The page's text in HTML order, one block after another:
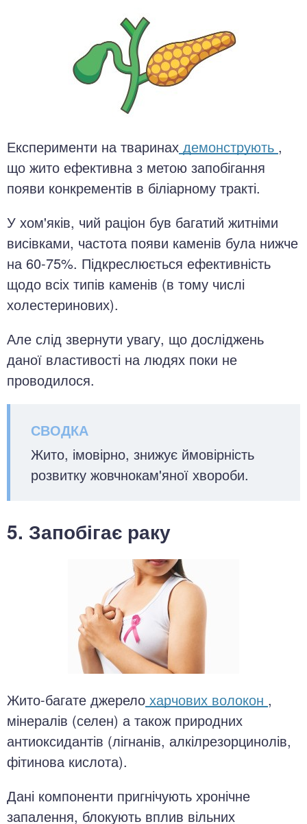
Експерименти на тваринах демонструють ,
що жито ефективна з метою запобігання
появи конкрементів в біліарному тракті.
У хом'яків, чий раціон був багатий житніми
висівками, частота появи каменів була нижче
на 60-75%. Підкреслюється ефективність
щодо всіх типів каменів (в тому числі
холестеринових).
Але слід звернути увагу, що досліджень
даної властивості на людях поки не
проводилося.
Жито, імовірно, знижує ймовірність
розвитку жовчнокам'яної хвороби.
5. Запобігає раку
Жито-багате джерело харчових волокон ,
мінералів (селен) а також природних
антиоксидантів (лігнанів, алкілрезорцинолів,
фітинова кислота).
Дані компоненти пригнічують хронічне
запалення, блокують вплив вільних